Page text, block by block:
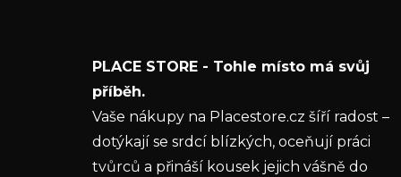
Vložením e-mailu souhlasíte s
ochrany osobních údajů
PŘIHLÁSIT SE
PLACE STORE - Tohle místo má svůj
příběh.
Vaše nákupy na Placestore.cz šíří radost –
dotýkají se srdcí blízkých, oceňují práci
tvůrců a přináší kousek jejich vášně do